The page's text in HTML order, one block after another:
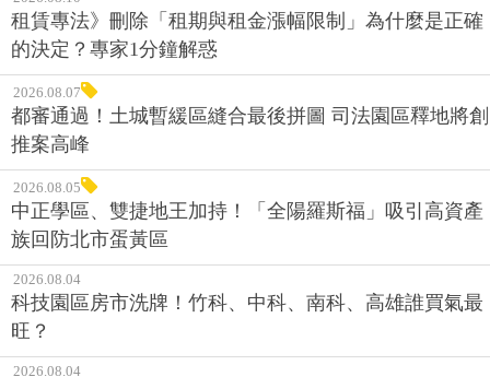
租賃專法》刪除「租期與租金漲幅限制」為什麼是正確
的決定？專家1分鐘解惑
2026.08.07
都審通過！土城暫緩區縫合最後拼圖 司法園區釋地將創
推案高峰
2026.08.05
中正學區、雙捷地王加持！「全陽羅斯福」吸引高資產
族回防北市蛋黃區
2026.08.04
科技園區房市洗牌！竹科、中科、南科、高雄誰買氣最
旺？
2026.08.04